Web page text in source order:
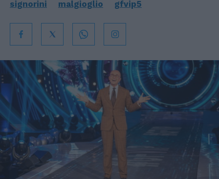
signorini malgioglio gfvip5